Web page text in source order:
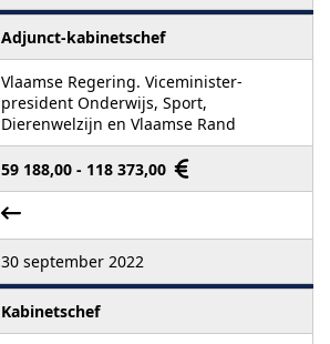
Adjunct-kabinetschef
Vlaamse Regering. Viceminister-
president Onderwijs, Sport,
Dierenwelzijn en Vlaamse Rand
59 188,00 - 118 373,00
30 september 2022
Kabinetschef